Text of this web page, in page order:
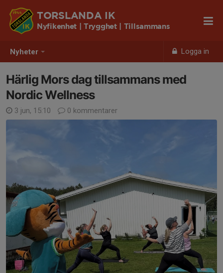
Nyheter Logga in
TORSLANDA IK
Nyfikenhet | Trygghet | Tillsammans
Härlig Mors dag tillsammans med
Nordic Wellness
3 jun, 15:10 0 kommentarer